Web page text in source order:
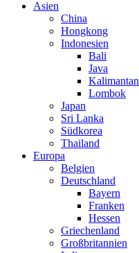
Asien
China
Hongkong
Indonesien
Bali
Java
Kalimantan
Lombok
Japan
Sri Lanka
Südkorea
Thailand
Europa
Belgien
Deutschland
Bayern
Franken
Hessen
Griechenland
Großbritannien